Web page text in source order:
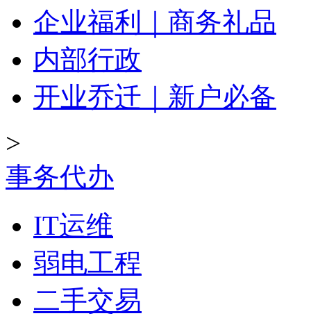
企业福利｜商务礼品
内部行政
开业乔迁｜新户必备
>
事务代办
IT运维
弱电工程
二手交易